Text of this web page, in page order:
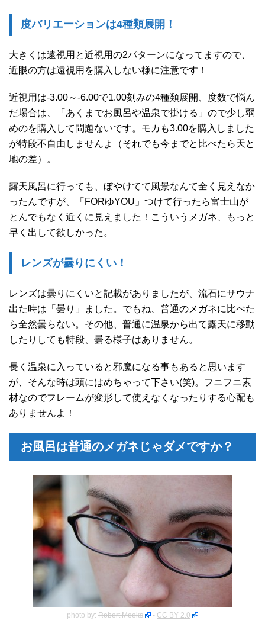
度バリエーションは4種類展開！
大きくは遠視用と近視用の2パターンになってますので、
近眼の方は遠視用を購入しない様に注意です！
近視用は-3.00～-6.00で1.00刻みの4種類展開、度数で悩ん
だ場合は、「あくまでお風呂や温泉で掛ける」ので少し弱
めのを購入して問題ないです。モカも3.00を購入しました
が特段不自由しませんよ（それでも今までと比べたら天と
地の差）。
露天風呂に行っても、ぼやけてて風景なんて全く見えなか
ったんですが、「FORゆYOU」つけて行ったら富士山が
とんでもなく近くに見えました！こういうメガネ、もっと
早く出して欲しかった。
レンズが曇りにくい！
レンズは曇りにくいと記載がありましたが、流石にサウナ
出た時は「曇り」ました。でもね、普通のメガネに比べた
ら全然曇らない。その他、普通に温泉から出て露天に移動
したりしても特段、曇る様子はありません。
長く温泉に入っていると邪魔になる事もあると思います
が、そんな時は頭にはめちゃって下さい(笑)。フニフニ素
材なのでフレームが変形して使えなくなったりする心配も
ありませんよ！
お風呂は普通のメガネじゃダメですか？
photo by: Robert Meeks - CC BY 2.0